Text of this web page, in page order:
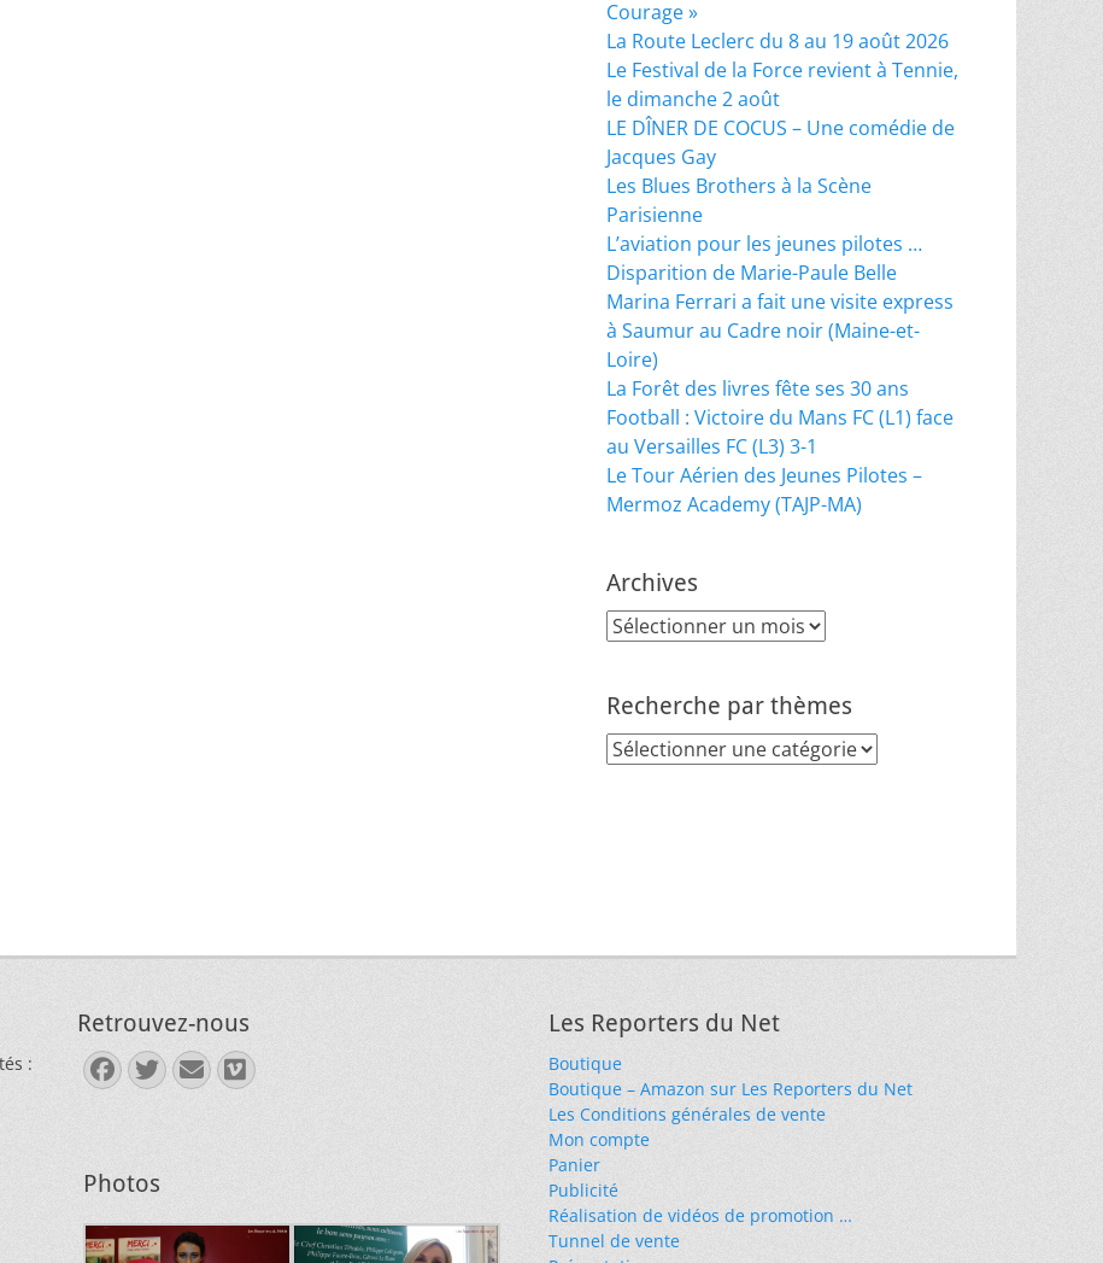
Courage »
La Route Leclerc du 8 au 19 août 2026
Le Festival de la Force revient à Tennie,
le dimanche 2 août
LE DÎNER DE COCUS – Une comédie de
Jacques Gay
Les Blues Brothers à la Scène
Parisienne
L’aviation pour les jeunes pilotes …
Disparition de Marie-Paule Belle
Marina Ferrari a fait une visite express
à Saumur au Cadre noir (Maine-et-
Loire)
La Forêt des livres fête ses 30 ans
Football : Victoire du Mans FC (L1) face
au Versailles FC (L3) 3-1
Le Tour Aérien des Jeunes Pilotes –
Mermoz Academy (TAJP-MA)
Archives
Archives
Recherche par thèmes
Recherche
:
Retrouvez-nous
Facebook
Twitter
E-
mail
Vimeo
Photos
Les Reporters du Net
Boutique
Boutique – Amazon sur Les Reporters du Net
Les Conditions générales de vente
Mon compte
Panier
Publicité
Réalisation de vidéos de promotion …
Tunnel de vente